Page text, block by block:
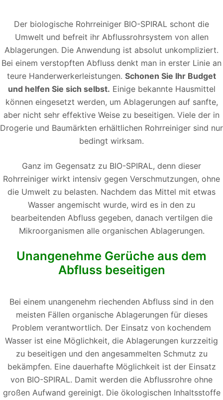
Der biologische Rohrreiniger BIO-SPIRAL schont die
Umwelt und befreit ihr Abflussrohrsystem von allen
Ablagerungen. Die Anwendung ist absolut unkompliziert.
Bei einem verstopften Abfluss denkt man in erster Linie an
teure Handerwerkerleistungen. Schonen Sie Ihr Budget
und helfen Sie sich selbst. Einige bekannte Hausmittel
können eingesetzt werden, um Ablagerungen auf sanfte,
aber nicht sehr effektive Weise zu beseitigen. Viele der in
Drogerie und Baumärkten erhältlichen Rohrreiniger sind nur
bedingt wirksam.
Ganz im Gegensatz zu BIO-SPIRAL, denn dieser
Rohrreiniger wirkt intensiv gegen Verschmutzungen, ohne
die Umwelt zu belasten. Nachdem das Mittel mit etwas
Wasser angemischt wurde, wird es in den zu
bearbeitenden Abfluss gegeben, danach vertilgen die
Mikroorganismen alle organischen Ablagerungen.
Unangenehme Gerüche aus dem
Abfluss beseitigen
Bei einem unangenehm riechenden Abfluss sind in den
meisten Fällen organische Ablagerungen für dieses
Problem verantwortlich. Der Einsatz von kochendem
Wasser ist eine Möglichkeit, die Ablagerungen kurzzeitig
zu beseitigen und den angesammelten Schmutz zu
bekämpfen. Eine dauerhafte Möglichkeit ist der Einsatz
von BIO-SPIRAL. Damit werden die Abflussrohre ohne
großen Aufwand gereinigt. Die ökologischen Inhaltsstoffe